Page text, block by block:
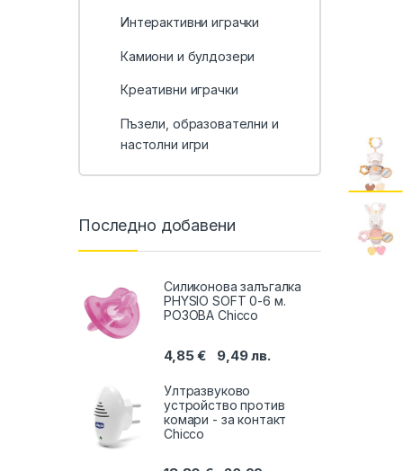
Интерактивни играчки
Камиони и булдозери
Креативни играчки
Пъзели, образователни и
настолни игри
Последно добавени
Силиконова залъгалка
PHYSIO SOFТ 0-6 м.
РОЗОВА Chicco
4,85€ 9,49лв.
Ултразвуково
устройство против
комари - за контакт
Chicco